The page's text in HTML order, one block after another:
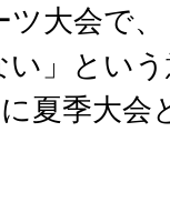
大会で
」とい
夏季大会